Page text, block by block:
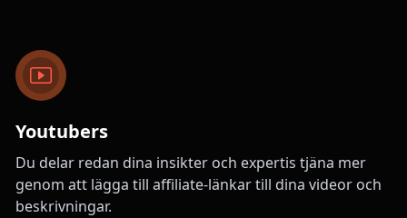
Youtubers
Du delar redan dina insikter och expertis tjäna mer
genom att lägga till affiliate-länkar till dina videor och
beskrivningar.